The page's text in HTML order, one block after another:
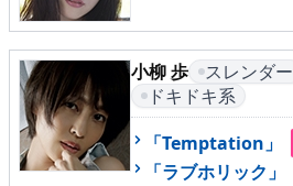
▶個人情報保護について
▶よくあるご質問
▶会社概要
小柳 歩 スレンダー
ドキドキ系
「Temptation」
「ラブホリック」